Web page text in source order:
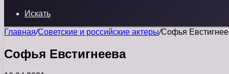
Искать
Главная/Советские и российские актеры/Софья
Софья Евстигнеева